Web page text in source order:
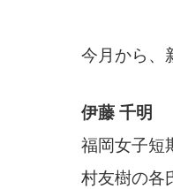
今月から、
伊藤 千明
福岡女子短
村友樹の各